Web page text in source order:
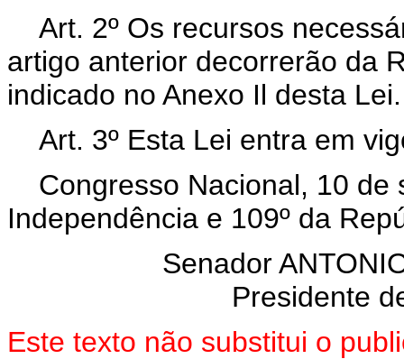
Art. 2º Os recursos
artigo anterior decorrerão da
indicado no Anexo Il desta Lei.
Art. 3º Esta Lei entra em
Congresso Nacional, 10 de
Independência e 109º da
Senador
Presidente
Este texto não substitui o